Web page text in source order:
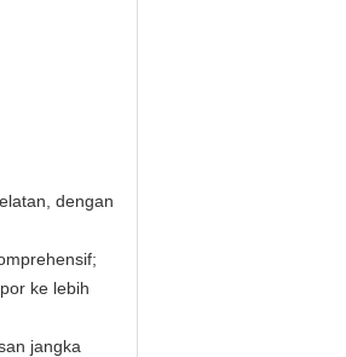
dengan
ke lebih
jangka